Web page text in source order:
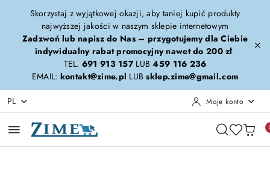
Przejdź do treści głównej
Przejdź do wyszukiwarki
Przejdź do moje konto
Przejdź do menu głównego
Przejdź do opisu produktu
Przejdź do stopki
Skorzystaj z wyjątkowej okazji, aby taniej kupić produkty
najwyższej jakości w naszym sklepie internetowym
Zadzwoń lub napisz do Nas – przygotujemy dla Ciebie
indywidualny rabat promocyjny nawet do 200 zł
TEL. 691 913 157LUB459 116 236
EMAIL: kontakt@zime.pl LUBsklep.zime@gmail.com
PL Moje konto